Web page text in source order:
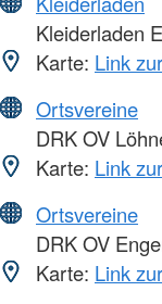
Kleiderladen
Karte: Link
Ortsvereine
DRK OV
Karte: Link
Ortsvereine
DRK OV
Karte: Link